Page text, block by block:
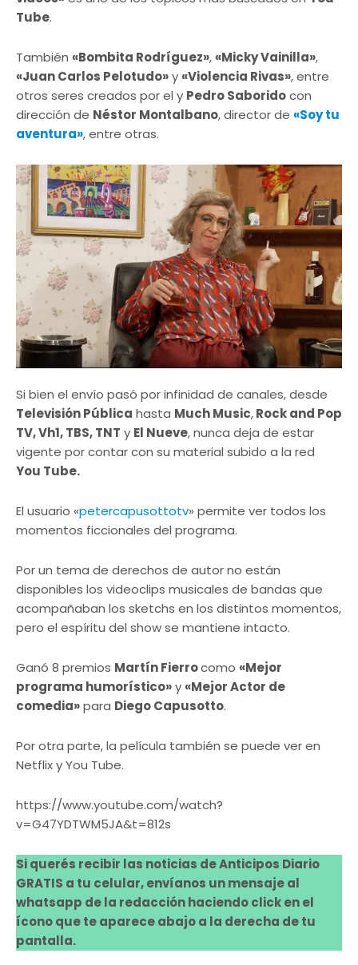
Tube.
También «Bombita Rodríguez», «Micky Vainilla»,
«Juan Carlos Pelotudo»y «Violencia Rivas», entre
otros seres creados por el y Pedro Saboridocon
dirección de Néstor Montalbano, director de «Soy tu
aventura», entre otras.
Si bien el envío pasó por infinidad de canales, desde
Televisión Pública hasta Much Music,Rock and Pop
TV, Vh1, TBS, TNT y El Nueve, nunca deja de estar
vigente por contar con su material subido a la red
You Tube.
El usuario «petercapusottotv» permite ver todos los
momentos ficcionales del programa.
Por un tema de derechos de autor no están
disponibles los videoclips musicales de bandas que
acompañaban los sketchs en los distintos momentos,
pero el espíritu del show se mantiene intacto.
Ganó 8 premios Martín Fierrocomo «Mejor
programa humorístico»y «Mejor Actor de
comedia»para Diego Capusotto.
Por otra parte, la película también se puede ver en
Netflix y You Tube.
https://www.youtube.com/watch?
v=G47YDTWM5JA&t=812s
Si querés recibir las noticias de Anticipos Diario
GRATIS a tu celular, envíanos un mensaje al
whatsapp de la redacción haciendo click en el
ícono que te aparece abajo a la derecha de tu
pantalla.